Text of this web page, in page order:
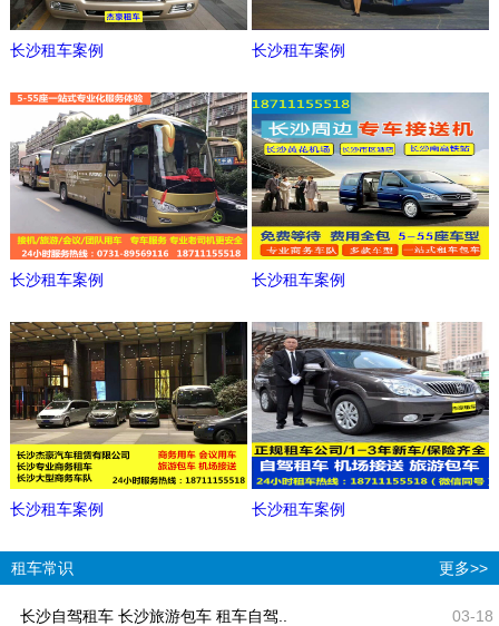
长沙租车案例 长沙租车案例
长沙租车案例 长沙租车案例
长沙租车案例 长沙租车案例
租车常识 更多>>
长沙自驾租车 长沙旅游包车 租车自驾..
03-18